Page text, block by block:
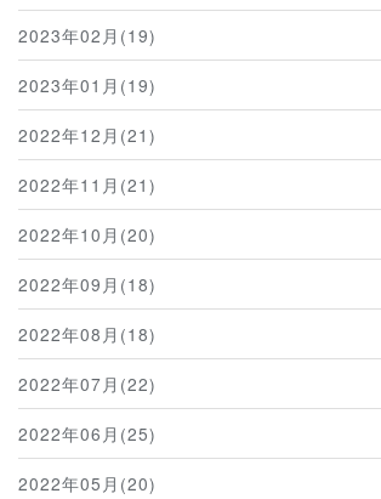
2023年02月(19)
2023年01月(19)
2022年12月(21)
2022年11月(21)
2022年10月(20)
2022年09月(18)
2022年08月(18)
2022年07月(22)
2022年06月(25)
2022年05月(20)